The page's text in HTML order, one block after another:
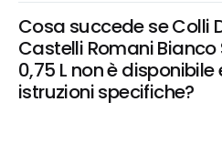
Cosa succede se Colli
Castelli Romani Bianco
0,75 L non è
istruzioni specifiche?